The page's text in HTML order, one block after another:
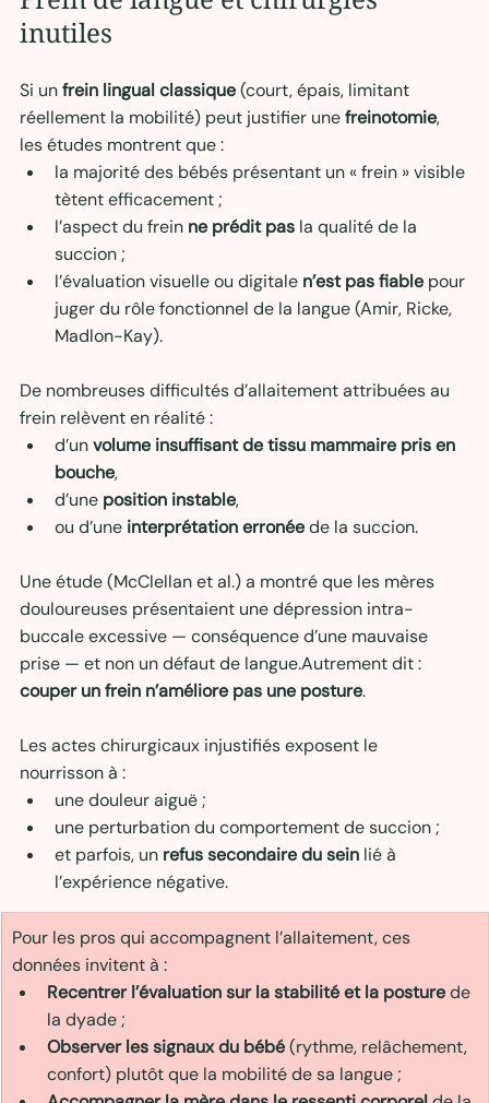
inutiles
Si un frein lingual classique (court, épais, limitant
réellement la mobilité) peut justifier une freinotomie,
les études montrent que :
la majorité des bébés présentant un « frein » visible
tètent efficacement ;
l’aspect du frein ne prédit pas la qualité de la
succion ;
l’évaluation visuelle ou digitale n’est pas fiable pour
juger du rôle fonctionnel de la langue (Amir, Ricke,
Madlon-Kay).
De nombreuses difficultés d’allaitement attribuées au
frein relèvent en réalité :
d’un volume insuffisant de tissu mammaire pris en
bouche,
d’une position instable,
ou d’une interprétation erronée de la succion.
Une étude (McClellan et al.) a montré que les mères
douloureuses présentaient une dépression intra-
buccale excessive — conséquence d’une mauvaise
prise — et non un défaut de langue.Autrement dit :
couper un frein n’améliore pas une posture.
Les actes chirurgicaux injustifiés exposent le
nourrisson à :
une douleur aiguë ;
une perturbation du comportement de succion ;
et parfois, un refus secondaire du sein lié à
l’expérience négative.
Pour les pros qui accompagnent l’allaitement, ces
données invitent à :
Recentrer l’évaluation sur la stabilité et la posture de
la dyade ;
Observer les signaux du bébé (rythme, relâchement,
confort) plutôt que la mobilité de sa langue ;